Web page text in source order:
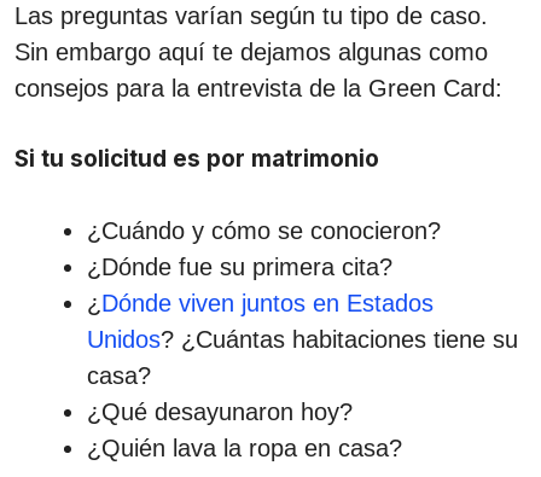
Las preguntas varían según tu tipo de caso.
Sin embargo aquí te dejamos algunas como
consejos para la entrevista de la Green Card:
Si tu solicitud es por matrimonio
¿Cuándo y cómo se conocieron?
¿Dónde fue su primera cita?
¿ Dónde viven juntos en Estados
Unidos? ¿Cuántas habitaciones tiene su
casa?
¿Qué desayunaron hoy?
¿Quién lava la ropa en casa?